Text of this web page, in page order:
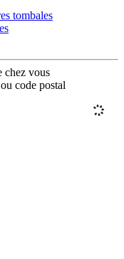
tombales
chez vous
code postal